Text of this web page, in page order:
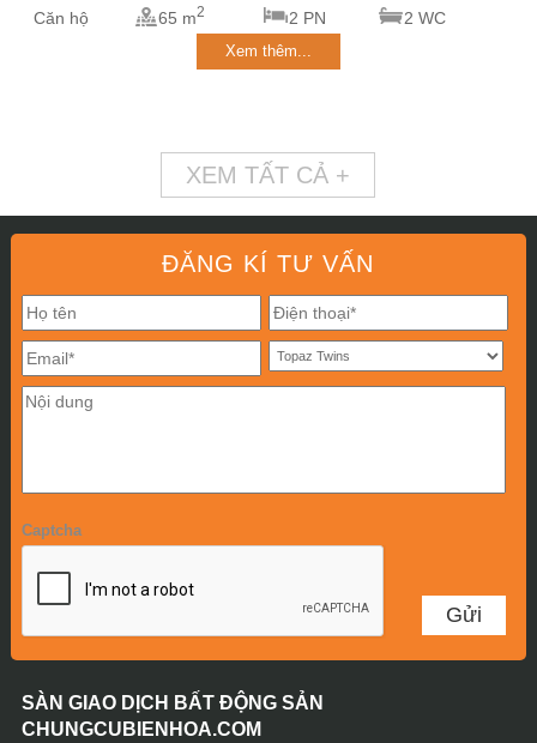
Căn hộ 65 m2 2 PN 2 WC
Xem thêm...
XEM TẤT CẢ +
ĐĂNG KÍ TƯ VẤN
Captcha
SÀN GIAO DỊCH BẤT ĐỘNG SẢN
CHUNGCUBIENHOA.COM